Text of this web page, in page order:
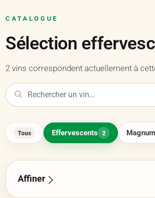
CATALOGUE
Sélection
2 vins correspondent actuellement à
Tous Effervescents 2
Affiner